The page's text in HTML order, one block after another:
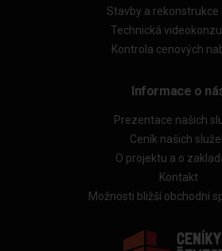
Stavby a rekonstrukce
Technická
Kontrola cenových
Informace o
Prezentace našich
Ceník našich
O projektu a o
Kontakt
Možnosti bližší obchodní